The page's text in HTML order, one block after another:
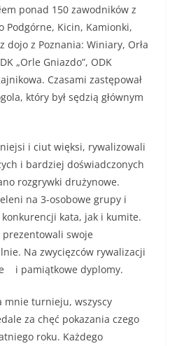
ponad 150 zawodników z
Podgórne, Kicin, Kamionki,
dojo z Poznania: Winiary, Orła
„Orle Gniazdo”, ODK
Czasami zastępował
który był sędzią głównym
i ciut więksi, rywalizowali
i bardziej doświadczonych
rozgrywki drużynowe.
na 3-osobowe grupy i
kata, jak i kumite.
prezentowali swoje
Na zwycięzców rywalizacji
i pamiątkowe dyplomy.
mnie turnieju, wszyscy
za chęć pokazania czego
roku. Każdego